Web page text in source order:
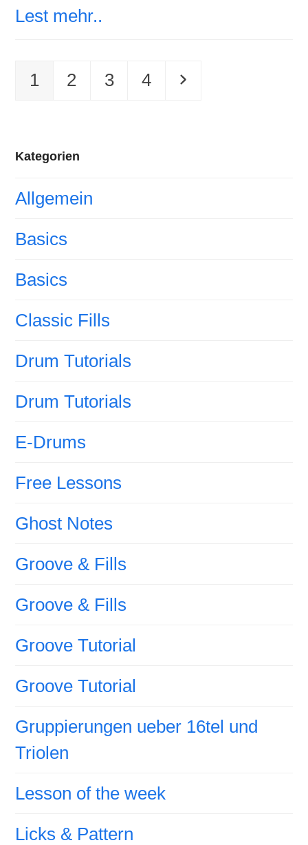
Lest mehr..
Seite
1 Seite
2 Seite
3 Seite
4
Kategorien
Allgemein
Basics
Basics
Classic Fills
Drum Tutorials
Drum Tutorials
E-Drums
Free Lessons
Ghost Notes
Groove & Fills
Groove & Fills
Groove Tutorial
Groove Tutorial
Gruppierungen ueber 16tel und
Triolen
Lesson of the week
Licks & Pattern